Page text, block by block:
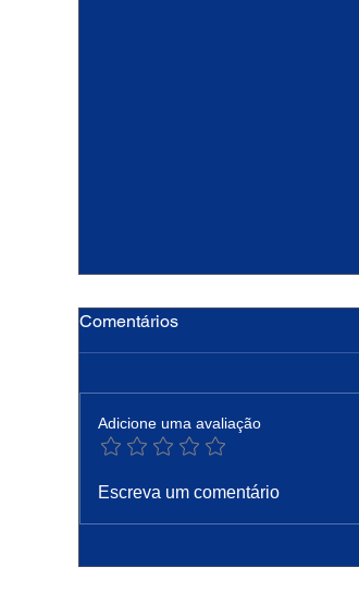
Hoje a Igreja celebra são
Comentários
Adicione uma avaliação
Escreva um comentário